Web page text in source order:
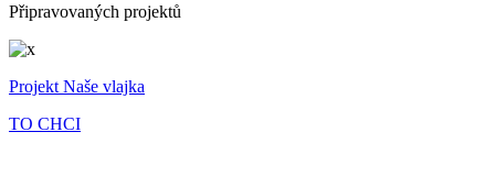
Připravovaných projektů
Projekt Naše vlajka
TO CHCI